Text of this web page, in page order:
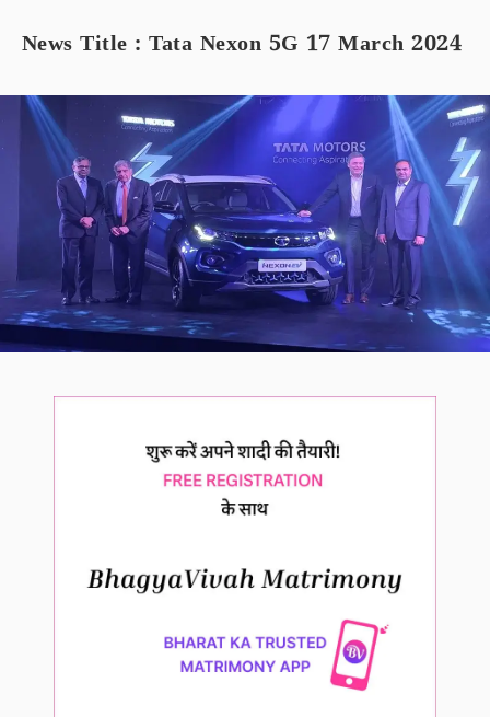
News Title : Tata Nexon 5G 17 March 2024